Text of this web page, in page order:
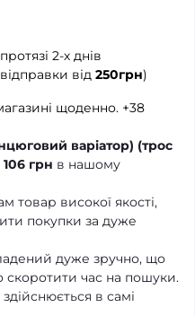
2-х днів
від 250грн)
щоденно. +38
варіатор) (трос
106 грн в нашому
товар високої якості,
покупки за дуже
дуже зручно, що
час на пошуки.
в самі